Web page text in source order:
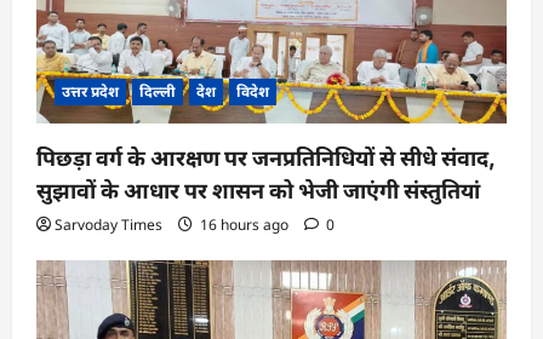
उत्तर प्रदेश दिल्ली देश विदेश
पिछड़ा वर्ग के आरक्षण पर जनप्रतिनिधियों से सीधे संवाद,
सुझावों के आधार पर शासन को भेजी जाएंगी संस्तुतियां
Sarvoday Times 16 hours ago 0